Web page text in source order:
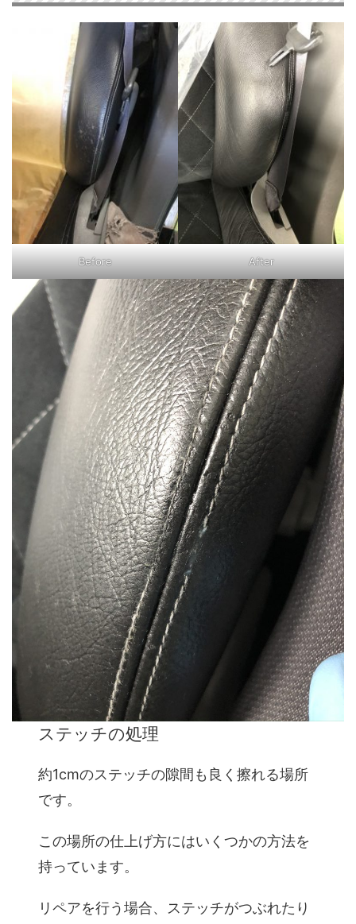
Before After
ステッチの処理
約1cmのステッチの隙間も良く擦れる場所
です。
この場所の仕上げ方にはいくつかの方法を
持っています。
リペアを行う場合、ステッチがつぶれたり